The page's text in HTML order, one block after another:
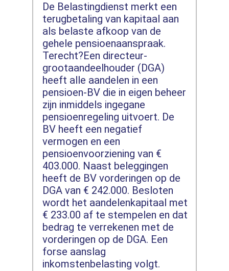
De Belastingdienst merkt een
terugbetaling van kapitaal aan
als belaste afkoop van de
gehele pensioenaanspraak.
Terecht?Een directeur-
grootaandeelhouder (DGA)
heeft alle aandelen in een
pensioen-BV die in eigen beheer
zijn inmiddels ingegane
pensioenregeling uitvoert. De
BV heeft een negatief
vermogen en een
pensioenvoorziening van €
403.000. Naast beleggingen
heeft de BV vorderingen op de
DGA van € 242.000. Besloten
wordt het aandelenkapitaal met
€ 233.00 af te stempelen en dat
bedrag te verrekenen met de
vorderingen op de DGA. Een
forse aanslag
inkomstenbelasting volgt.